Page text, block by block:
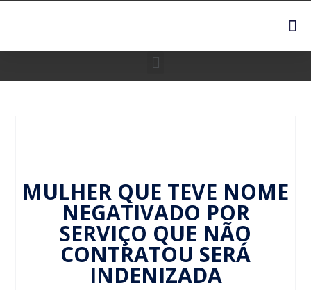
MULHER QUE TEVE NOME
NEGATIVADO POR
SERVIÇO QUE NÃO
CONTRATOU SERÁ
INDENIZADA